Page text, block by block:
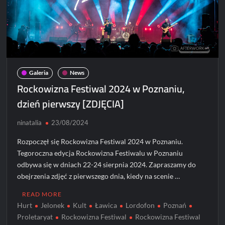
Galeria News
Rockowizna Festiwal 2024 w Poznaniu,
dzień pierwszy [ZDJĘCIA]
ninatalia 23/08/2024
Rozpoczęł się Rockowizna Festiwal 2024 w Poznaniu.
Tegoroczna edycja Rockowizna Festiwalu w Poznaniu
odbywa się w dniach 22-24 sierpnia 2024. Zapraszamy do
obejrzenia zdjęć z pierwszego dnia, kiedy na scenie …
READ MORE
Hurt Jelonek Kult Ławica Lordofon
Poznań
Proletaryat
Rockowizna Festiwal
Rockowizna Festiwal